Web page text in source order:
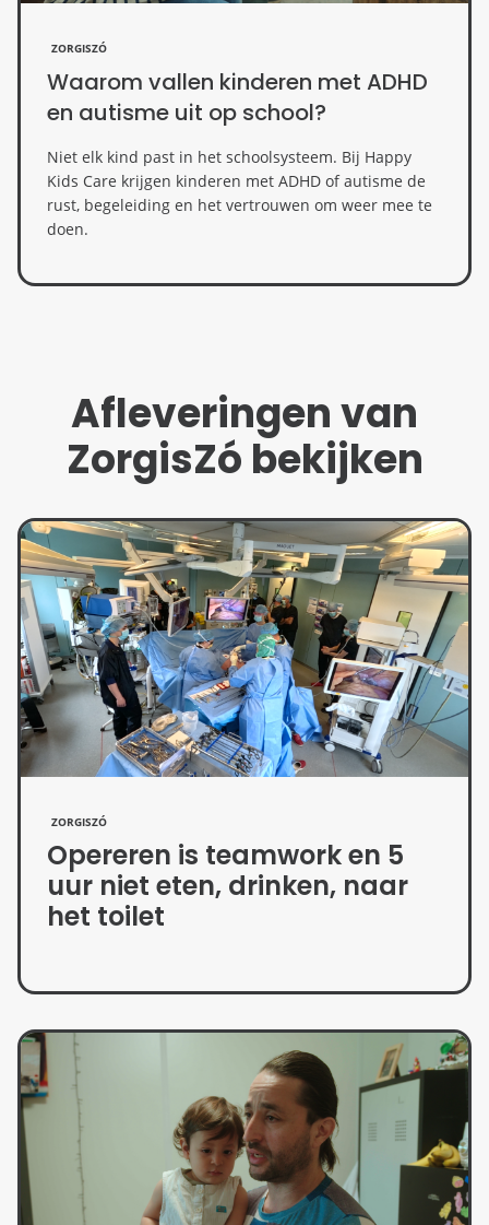
ZORGISZÓ
Waarom vallen kinderen met ADHD
en autisme uit op school?
Niet elk kind past in het schoolsysteem. Bij Happy
Kids Care krijgen kinderen met ADHD of autisme de
rust, begeleiding en het vertrouwen om weer mee te
doen.
Afleveringen van
ZorgisZó bekijken
ZORGISZÓ
Opereren is teamwork en 5
uur niet eten, drinken, naar
het toilet